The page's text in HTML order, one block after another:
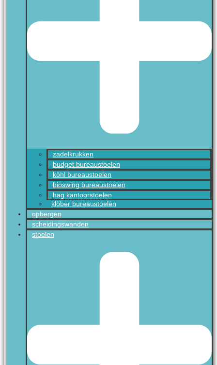
zadelkrukken
budget bureaustoelen
köhl bureaustoelen
bioswing bureaustoelen
hag kantoorstoelen
klöber bureaustoelen
opbergen
scheidingswanden
stoelen